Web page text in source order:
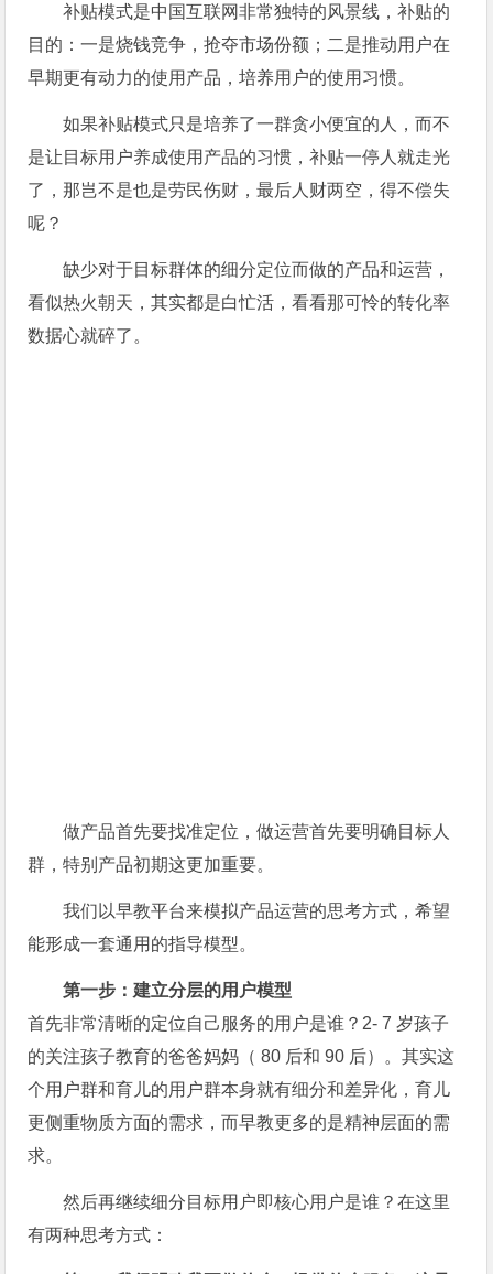
补贴模式是中国互联网非常独特的风景线，补贴的
目的：一是烧钱竞争，抢夺市场份额；二是推动用户在
早期更有动力的使用产品，培养用户的使用习惯。
如果补贴模式只是培养了一群贪小便宜的人，而不
是让目标用户养成使用产品的习惯，补贴一停人就走光
了，那岂不是也是劳民伤财，最后人财两空，得不偿失
呢？
缺少对于目标群体的细分定位而做的产品和运营，
看似热火朝天，其实都是白忙活，看看那可怜的转化率
数据心就碎了。
做产品首先要找准定位，做运营首先要明确目标人
群，特别产品初期这更加重要。
我们以早教平台来模拟产品运营的思考方式，希望
能形成一套通用的指导模型。
第一步：建立分层的用户模型
首先非常清晰的定位自己服务的用户是谁？2- 7 岁孩子
的关注孩子教育的爸爸妈妈（ 80 后和 90 后）。其实这
个用户群和育儿的用户群本身就有细分和差异化，育儿
更侧重物质方面的需求，而早教更多的是精神层面的需
求。
然后再继续细分目标用户即核心用户是谁？在这里
有两种思考方式：